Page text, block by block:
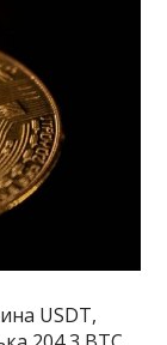
USDT,